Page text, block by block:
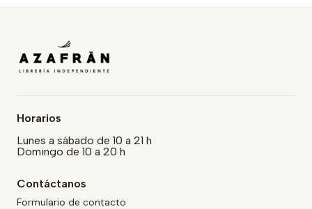
Horarios
Lunes a sábado de 10 a 21 h
Domingo de 10 a 20 h
Contáctanos
Formulario de contacto